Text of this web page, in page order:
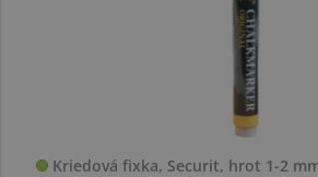
Kriedová fixka, Securit, hrot 1-2